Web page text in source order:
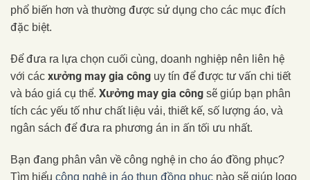
phổ biến hơn và thường được sử dụng cho các mục đích
đặc biệt.
Để đưa ra lựa chọn cuối cùng, doanh nghiệp nên liên hệ
với các xưởng may gia công uy tín để được tư vấn chi tiết
và báo giá cụ thể. Xưởng may gia công sẽ giúp bạn phân
tích các yếu tố như chất liệu vải, thiết kế, số lượng áo, và
ngân sách để đưa ra phương án in ấn tối ưu nhất.
Bạn đang phân vân về công nghệ in cho áo đồng phục?
Tìm hiểu công nghệ in áo thun đồng phục nào sẽ giúp logo